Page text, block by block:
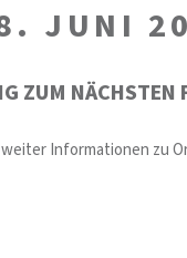
JUNI
ZUM
Informationen zu